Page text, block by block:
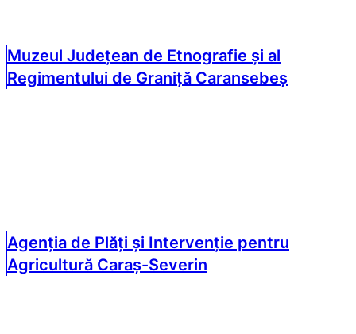
Muzeul Județean de Etnografie și al
Regimentului de Graniță Caransebeș
Agenția de Plăți și Intervenție pentru
Agricultură Caraș-Severin